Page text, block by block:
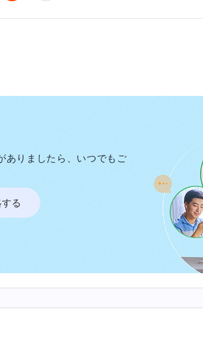
起こったのです。逮捕から4日目の朝5
、教会リーダーに主催者の2人を売っ
、申し訳なく思いました。私は神を裏
値などない人間です。兄弟姉妹に合わ
時にわたしに全く忠誠を示さなかっ
でしか届かないからである。さらに、
利害を裏切る者と係ることを望まな
なければならないことがある。つまり
受けることはなく、これまでわたし
の出現と働き』「終着点のために十分な善
一言一言が鋭く突き刺さった。患難
ありましたら、いつでもご
る